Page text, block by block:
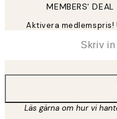
MEMBERS'
Aktivera
Läs gärna om hur vi